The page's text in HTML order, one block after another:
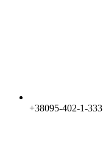
+38095-402-1-333